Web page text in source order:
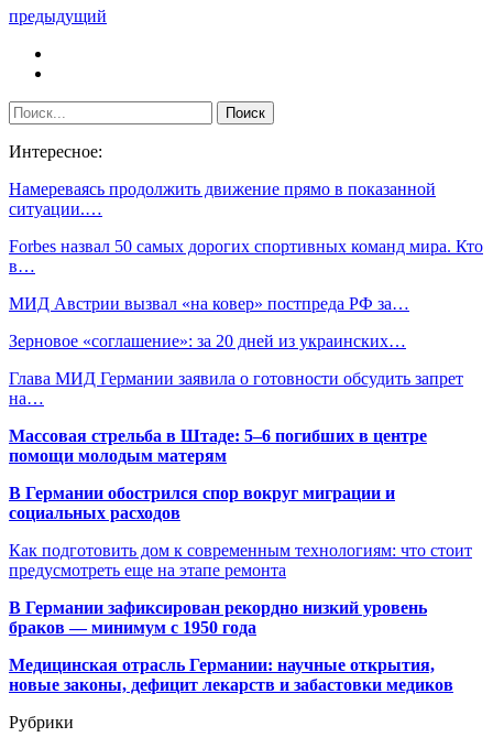
предыдущий
Интересное:
Намереваясь продолжить движение прямо в показанной
ситуации.…
Forbes назвал 50 самых дорогих спортивных команд мира. Кто
в…
МИД Австрии вызвал «на ковер» постпреда РФ за…
Зерновое «соглашение»: за 20 дней из украинских…
Глава МИД Германии заявила о готовности обсудить запрет
на…
Массовая стрельба в Штаде: 5–6 погибших в центре
помощи молодым матерям
В Германии обострился спор вокруг миграции и
социальных расходов
Как подготовить дом к современным технологиям: что стоит
предусмотреть еще на этапе ремонта
В Германии зафиксирован рекордно низкий уровень
браков — минимум с 1950 года
Медицинская отрасль Германии: научные открытия,
новые законы, дефицит лекарств и забастовки медиков
Рубрики